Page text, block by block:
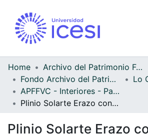
Home
Archivo del Patrimonio Fotográfico y Fílmico del Valle del Cauca
Fondo Archivo del Patrimonio Fotográfico y Fílmico del Valle del Cauca
Lo
APFFVC - Interiores - Patrimonial
Plinio Solarte Erazo con un oso disecado por él
Plinio Solarte Erazo